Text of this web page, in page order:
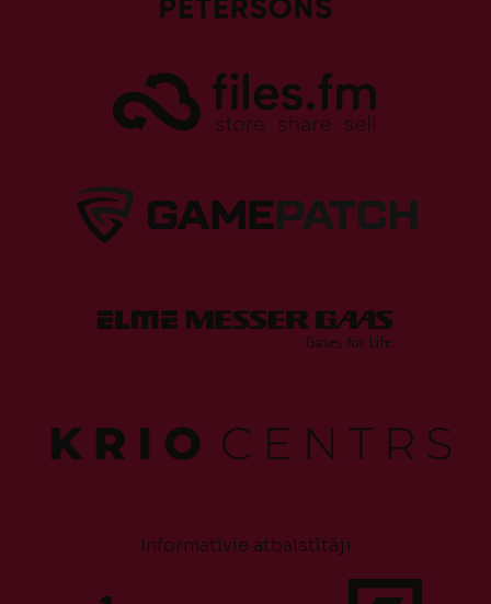
Informatīvie atbalstītāji